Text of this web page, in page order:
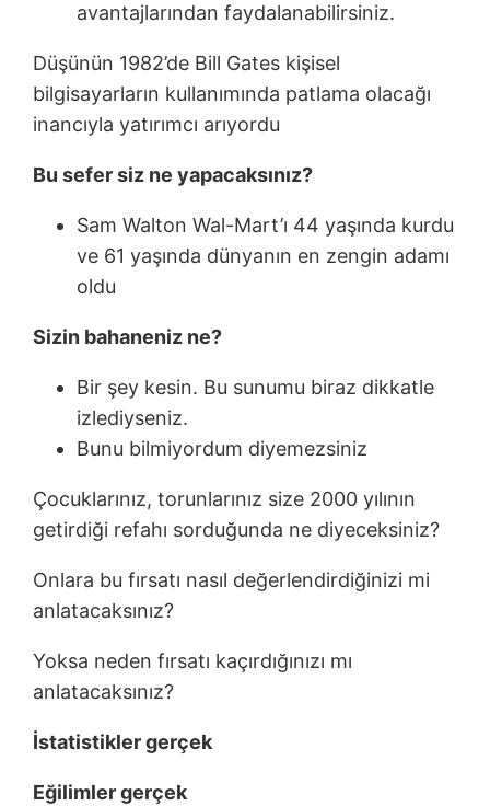
avantajlarından faydalanabilirsiniz.
Düşünün 1982’de Bill Gates kişisel
bilgisayarların kullanımında patlama olacağı
inancıyla yatırımcı arıyordu
Bu sefer siz ne yapacaksınız?
Sam Walton Wal-Mart’ı 44 yaşında kurdu
ve 61 yaşında dünyanın en zengin adamı
oldu
Sizin bahaneniz ne?
Bir şey kesin. Bu sunumu biraz dikkatle
izlediyseniz.
Bunu bilmiyordum diyemezsiniz
Çocuklarınız, torunlarınız size 2000 yılının
getirdiği refahı sorduğunda ne diyeceksiniz?
Onlara bu fırsatı nasıl değerlendirdiğinizi mi
anlatacaksınız?
Yoksa neden fırsatı kaçırdığınızı mı
anlatacaksınız?
İstatistikler gerçek
Eğilimler gerçek